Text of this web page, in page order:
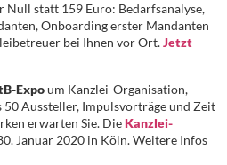
Null statt 159 Euro: Bedarfsanalyse,
Onboarding erster Mandanten
bei Ihnen vor Ort.Jetzt
Expoum Kanzlei-Organisation,
Aussteller, Impulsvorträge und Zeit
erwarten Sie. DieKanzlei-
Januar 2020 in Köln. Weitere Infos